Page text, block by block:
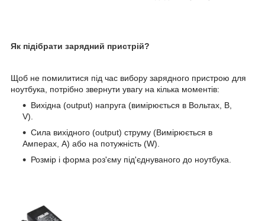
Як підібрати зарядний пристрій?
Щоб не помилитися під час вибору зарядного пристрою для
ноутбука, потрібно звернути увагу на кілька моментів:
Вихідна (output) напруга (вимірюється в Вольтах, В,
V).
Сила вихідного (output) струму (Вимірюється в
Амперах, А) або на потужність (W).
Розмір і форма роз'єму під'єднуваного до ноутбука.